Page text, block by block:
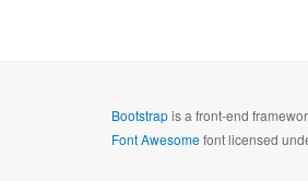
Bootstrapis a front-end
Font Awesomefont licensed